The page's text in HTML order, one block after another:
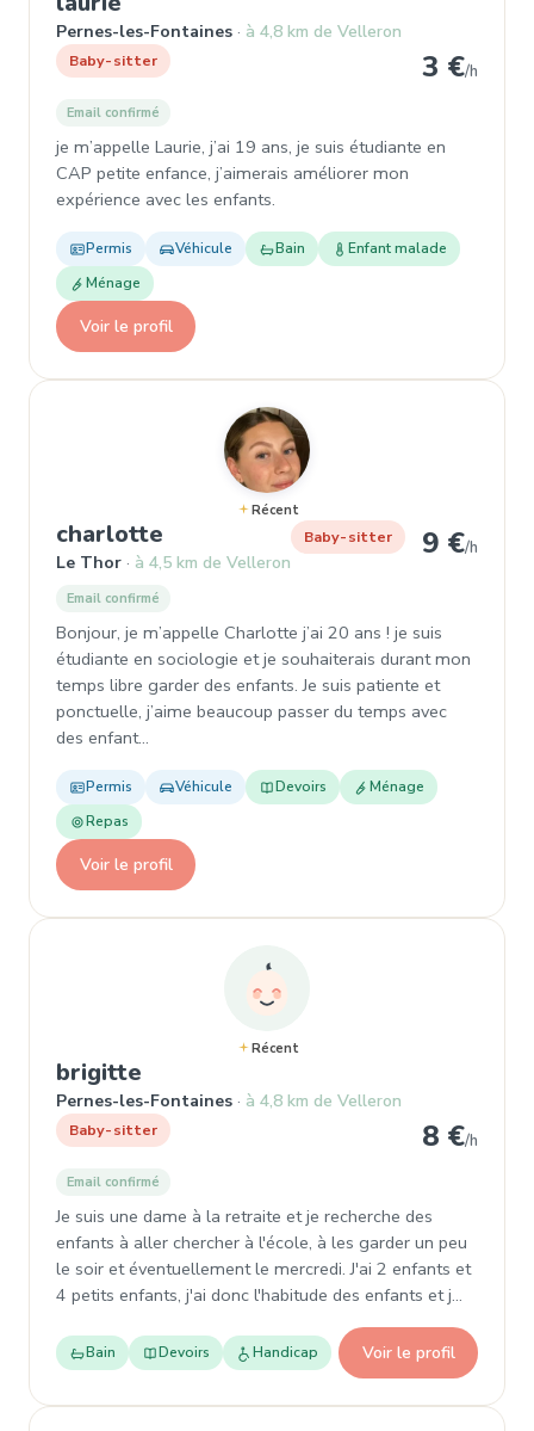
Pernes-les-Fontaines à 4,8 km de Velleron
Baby-sitter 3 €/h
Email confirmé
je m’appelle Laurie, j’ai 19 ans, je suis étudiante en
CAP petite enfance, j’aimerais améliorer mon
expérience avec les enfants.
Permis Véhicule Bain
Enfant malade
Ménage
Voir le profil
Récent
charlotte , Baby-sitter à Le Thor
Le Thor à 4,5 km de Velleron
Baby-sitter 9 €/h
Email confirmé
Bonjour, je m’appelle Charlotte j’ai 20 ans ! je suis
étudiante en sociologie et je souhaiterais durant mon
temps libre garder des enfants. Je suis patiente et
ponctuelle, j’aime beaucoup passer du temps avec
des enfant…
Permis Véhicule Devoirs
Ménage
Repas
Voir le profil
Récent
brigitte
Pernes-les-Fontaines à 4,8 km de Velleron
Baby-sitter 8 €/h
Email confirmé
Je suis une dame à la retraite et je recherche des
enfants à aller chercher à l'école, à les garder un peu
le soir et éventuellement le mercredi. J'ai 2 enfants et
4 petits enfants, j'ai donc l'habitude des enfants et j…
Bain Devoirs Handicap Voir le profil